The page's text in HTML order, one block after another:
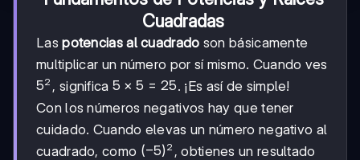
Cuadradas
Laspotencias al cuadrado son básicamente
multiplicar un número por sí mismo. Cuando ves
5^2
52 , significa 5
\times
5 =
25
5 × 5 = 25. ¡Es así de simple!
Con los números negativos hay que tener
cuidado. Cuando elevas un número negativo al
cuadrado, como (-5)^2
(−5)2 , obtienes un resultado